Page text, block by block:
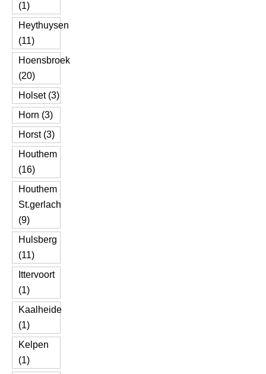
(1)
Heythuysen
(11)
Hoensbroek
(20)
Holset (3)
Horn (3)
Horst (3)
Houthem
(16)
Houthem
St.gerlach
(9)
Hulsberg
(11)
Ittervoort
(1)
Kaalheide
(1)
Kelpen
(1)